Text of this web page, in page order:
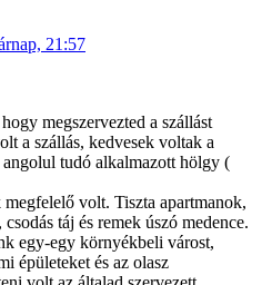
21:57
megszervezted a szállást
a szállás, kedvesek voltak a
tudó alkalmazott hölgy (
volt. Tiszta apartmanok,
táj és remek úszó medence.
egy-egy környékbeli várost,
épületeket és az olasz